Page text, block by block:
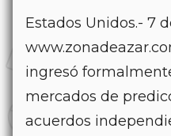
Estados Unidos.- 7
ingresó
mercados de
acuerdos